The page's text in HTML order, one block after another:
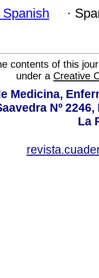
·
contents of this
under a Creative
Medicina,
Nº
La